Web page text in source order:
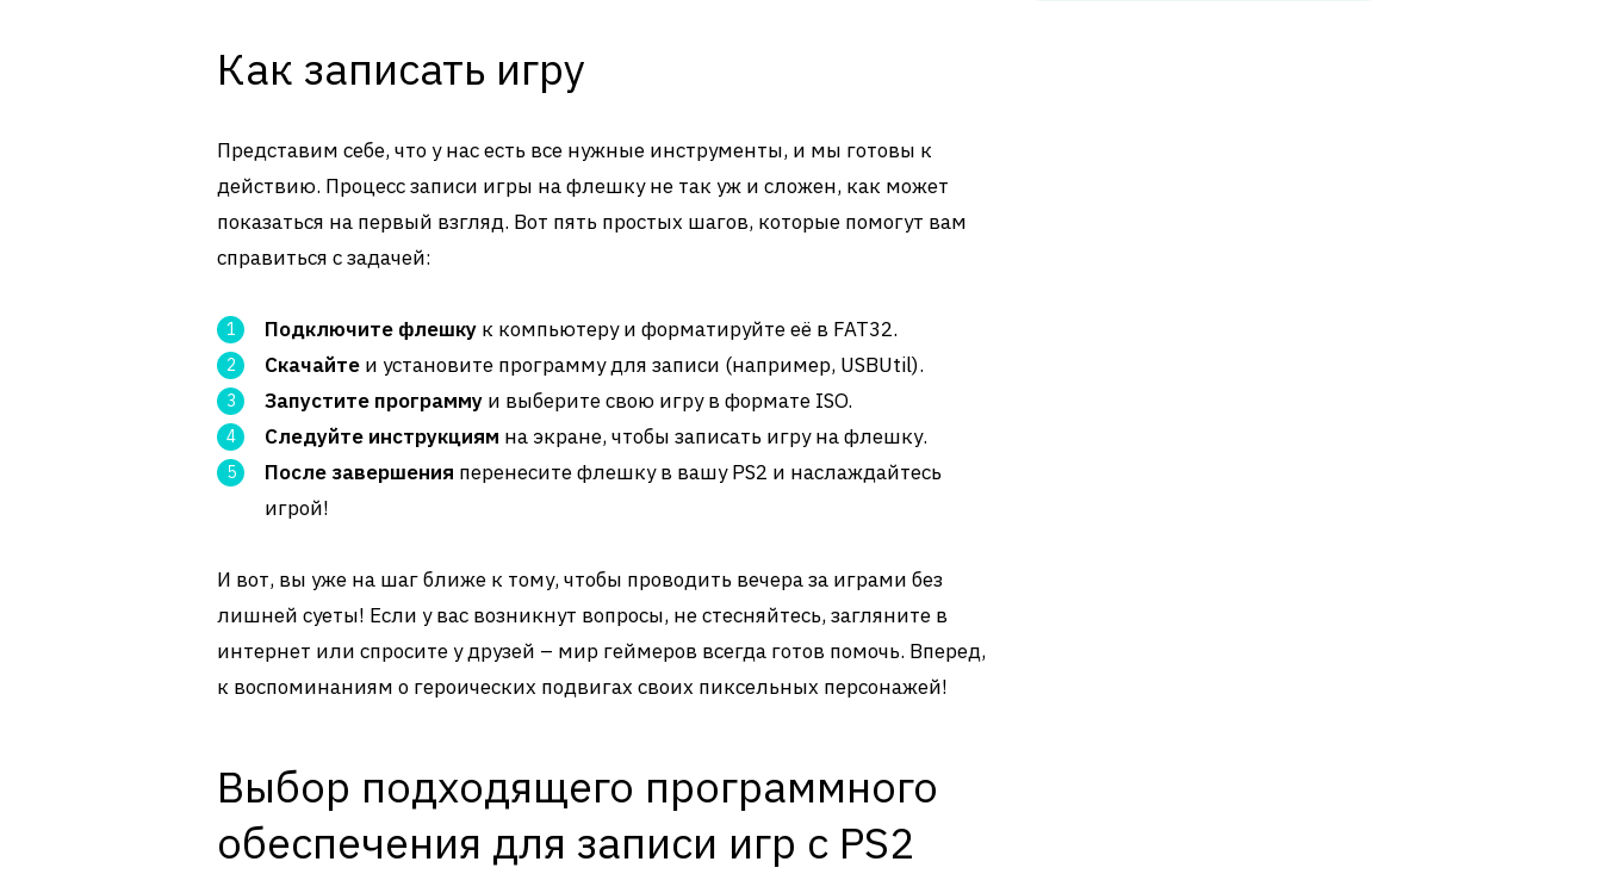
Как записать игру
Представим себе, что у нас есть все нужные инструменты, и мы готовы к
действию. Процесс записи игры на флешку не так уж и сложен, как может
показаться на первый взгляд. Вот пять простых шагов, которые помогут вам
справиться с задачей:
Подключите флешку к компьютеру и форматируйте её в FAT32.
Скачайте и установите программу для записи (например, USBUtil).
Запустите программу и выберите свою игру в формате ISO.
Следуйте инструкциям на экране, чтобы записать игру на флешку.
После завершения перенесите флешку в вашу PS2 и наслаждайтесь
игрой!
И вот, вы уже на шаг ближе к тому, чтобы проводить вечера за играми без
лишней суеты! Если у вас возникнут вопросы, не стесняйтесь, загляните в
интернет или спросите у друзей – мир геймеров всегда готов помочь. Вперед,
к воспоминаниям о героических подвигах своих пиксельных персонажей!
Выбор подходящего программного
обеспечения для записи игр с PS2